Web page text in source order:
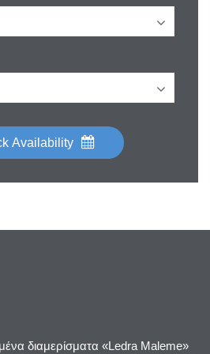
Availability
διαμερίσματα «Ledra Maleme»